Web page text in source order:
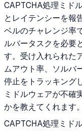
CAPTCHA処理ミド
とレイテンシーを報
ベルのチャレンジ率
ルバータスクを必要
す。受け入れられた
ムアウト率、ソルバ
停止をトラッキング
ミドルウェアが不確
かを教えてくれます。
CAPTCHA処理ミド